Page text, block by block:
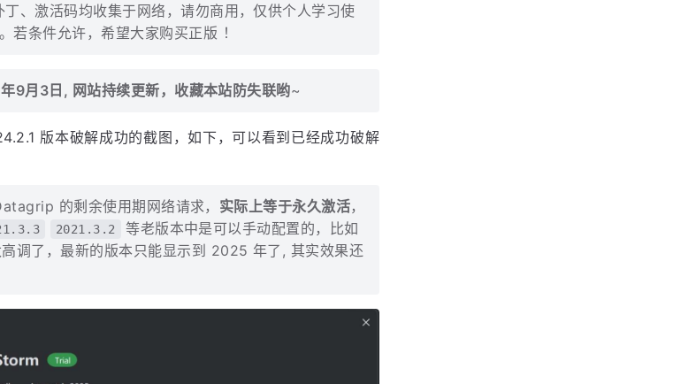
、激活码均收集于网络，请勿商用，仅供个人学习使
若条件允许，希望大家购买正版 ！
9月3日, 网站持续更新，收藏本站防失联哟~
版本破解成功的截图，如下，可以看到已经成功破解
的剩余使用期网络请求， 实际上等于永久激活，
2021.3.2
等老版本中是可以手动配置的，比如
调了，最新的版本只能显示到 2025 年了, 其实效果还